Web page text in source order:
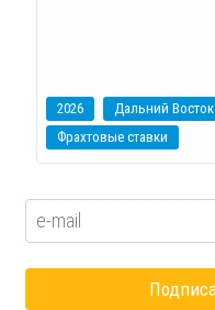
2026 Дальний Восток
Фрахтовые ставки